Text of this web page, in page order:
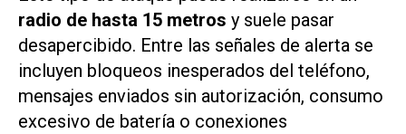
radio de hasta 15 metros y suele pasar
desapercibido. Entre las señales de alerta se
incluyen bloqueos inesperados del teléfono,
mensajes enviados sin autorización, consumo
excesivo de batería o conexiones